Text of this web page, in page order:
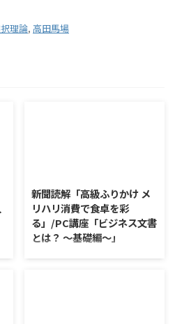
理論, 高田馬場
新聞読解「高級ふりかけ メ
リハリ消費で食卓を彩
る」/PC講座「ビジネス文書
とは？ ～基礎編～」